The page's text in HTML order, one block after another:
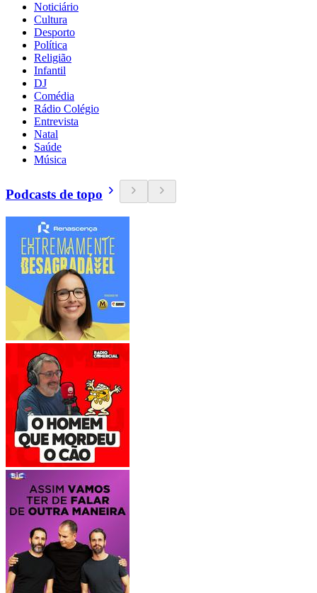
Noticiário
Cultura
Desporto
Política
Religião
Infantil
DJ
Comédia
Rádio Colégio
Entrevista
Natal
Saúde
Música
Podcasts de topo